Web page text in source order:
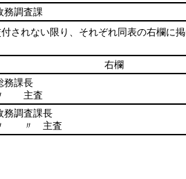
務調査課
されない限り、それぞれ同表の右欄に
右欄
務課長
査
務調査課長
主査